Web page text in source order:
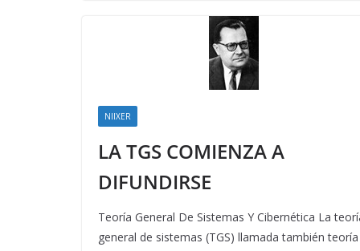
NIIXER
LA TGS COMIENZA A
DIFUNDIRSE
Teoría General De Sistemas Y Cibernética La
general de sistemas (TGS) llamada también teoría